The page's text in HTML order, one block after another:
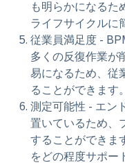
も明らかになるた
ライフサイクルに
従業員満足度 -
多くの反復作業が
易になるため、従
ることができます。
測定可能性 - エン
置いているため、
することができま
をどの程度サポー